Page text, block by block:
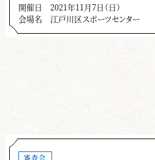
開催日
2021年11月7日（日）
会場名
江戸川区スポーツセンター
審査会